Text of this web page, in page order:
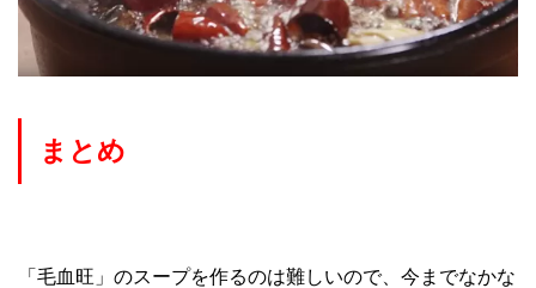
まとめ
「毛血旺」のスープを作るのは難しいので、今までなかな